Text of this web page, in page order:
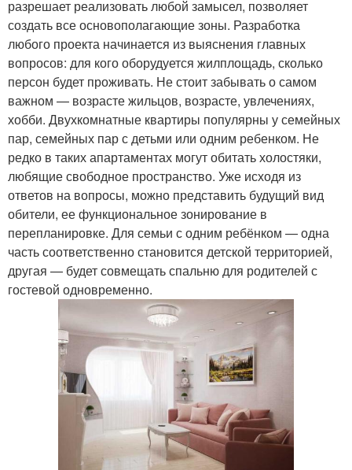
разрешает реализовать любой замысел, позволяет
создать все основополагающие зоны. Разработка
любого проекта начинается из выяснения главных
вопросов: для кого оборудуется жилплощадь, сколько
персон будет проживать. Не стоит забывать о самом
важном — возрасте жильцов, возрасте, увлечениях,
хобби. Двухкомнатные квартиры популярны у семейных
пар, семейных пар с детьми или одним ребенком. Не
редко в таких апартаментах могут обитать холостяки,
любящие свободное пространство. Уже исходя из
ответов на вопросы, можно представить будущий вид
обители, ее функциональное зонирование в
перепланировке. Для семьи с одним ребёнком — одна
часть соответственно становится детской территорией,
другая — будет совмещать спальню для родителей с
гостевой одновременно.